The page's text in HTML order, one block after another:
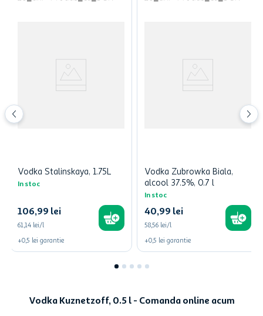
Vodka Stalinskaya, 1.75L
In stoc
106,99 lei
61,14 lei/l
+0,5 lei garantie
Vodka Zubrowka Biala,
alcool 37.5%, 0.7 l
In stoc
40,99 lei
58,56 lei/l
+0,5 lei garantie
Vodka Kuznetzoff, 0.5 l - Comanda online acum